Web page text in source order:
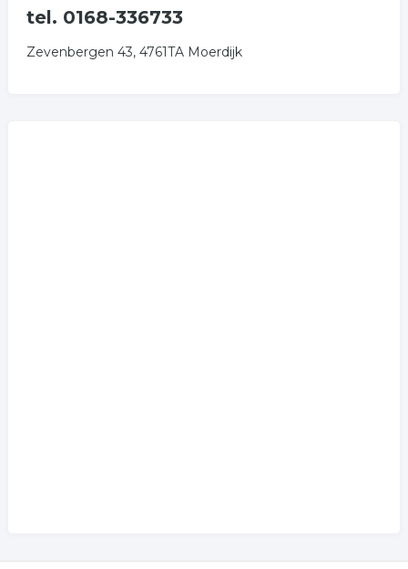
tel. 0168-336733
Zevenbergen 43, 4761TA Moerdijk